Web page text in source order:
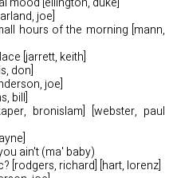
joe]
hours of the morning [mann,
[jarrett, keith]
don]
joe]
bill]
bronislam] [webster, paul
ain't (ma' baby)
[rodgers, richard] [hart, lorenz]